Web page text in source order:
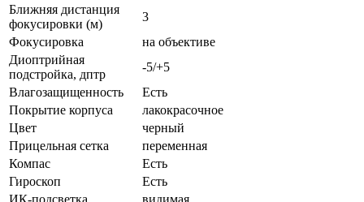
Ближняя дистанция
фокусировки (м)
3
Фокусировка
на объективе
Диоптрийная
подстройка, дптр
-5/+5
Влагозащищенность
Есть
Покрытие корпуса
лакокрасочное
Цвет
черный
Прицельная сетка
переменная
Компас
Есть
Гироскоп
Есть